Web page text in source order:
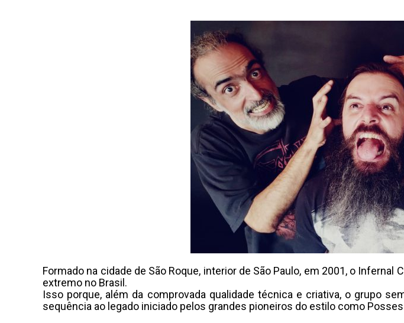
Formado na cidade de São Roque, interior de São Paulo, em 2001, o
extremo no Brasil.
Isso porque, além da comprovada qualidade técnica e criativa, o grupo
sequência ao legado iniciado pelos grandes pioneiros do estilo como